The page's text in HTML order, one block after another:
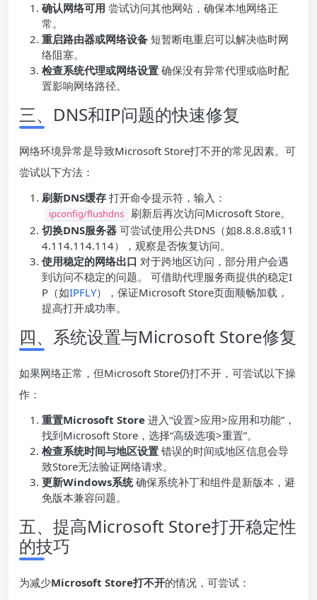
确认网络可用 尝试访问其他网站，确保本地网络正
常。
重启路由器或网络设备 短暂断电重启可以解决临时网
络阻塞。
检查系统代理或网络设置 确保没有异常代理或临时配
置影响网络路径。
三、DNS和IP问题的快速修复
网络环境异常是导致Microsoft Store打不开的常见因素。可
尝试以下方法：
刷新DNS缓存 打开命令提示符，输入：
ipconfig/flushdns
刷新后再次访问Microsoft Store。
切换DNS服务器 可尝试使用公共DNS（如8.8.8.8或11
4.114.114.114），观察是否恢复访问。
使用稳定的网络出口 对于跨地区访问，部分用户会遇
到访问不稳定的问题。 可借助代理服务商提供的稳定I
P（如IPFLY），保证Microsoft Store页面顺畅加载，
提高打开成功率。
四、系统设置与Microsoft Store修复
如果网络正常，但Microsoft Store仍打不开，可尝试以下操
作：
重置Microsoft Store 进入“设置>应用>应用和功能”，
找到Microsoft Store，选择“高级选项>重置”。
检查系统时间与地区设置 错误的时间或地区信息会导
致Store无法验证网络请求。
更新Windows系统确保系统补丁和组件是新版本，避
免版本兼容问题。
五、提高Microsoft Store打开稳定性
的技巧
为减少Microsoft Store打不开的情况，可尝试：